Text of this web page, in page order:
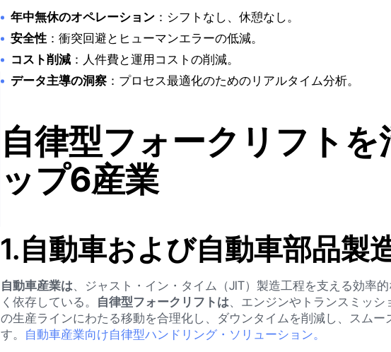
年中無休のオペレーション：シフトなし、休憩なし。
安全性：衝突回避とヒューマンエラーの低減。
コスト削減：人件費と運用コストの削減。
データ主導の洞察：プロセス最適化のためのリアルタイム分析。
自律型フォークリフトを
ップ6産業
1.自動車および自動車部品製
自動車産業は、ジャスト・イン・タイム（JIT）製造工程を支える効率
く依存している。 自律型フォークリフトは、エンジンやトランスミッシ
の生産ラインにわたる移動を合理化し、ダウンタイムを削減し、スムー
す。 自動車産業向け自律型ハンドリング・ソリューション。